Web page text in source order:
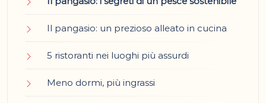
Il pangasio: un prezioso alleato in cucina
5 ristoranti nei luoghi più assurdi
Meno dormi, più ingrassi